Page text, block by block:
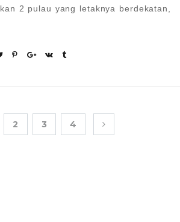
2 pulau yang letaknya berdekatan,
2 3 4